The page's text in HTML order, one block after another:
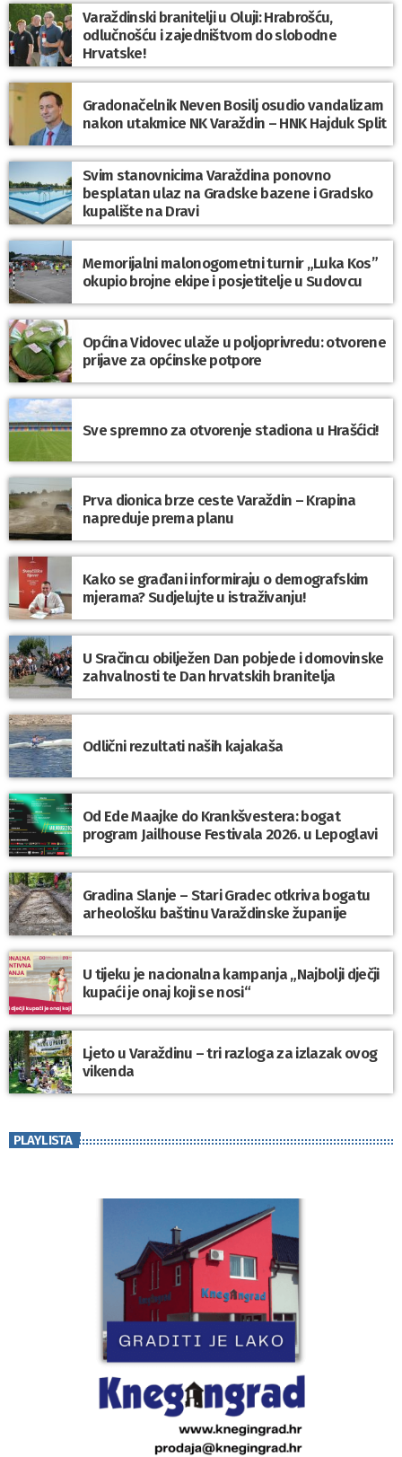
Varaždinski branitelji u Oluji: Hrabrošću,
odlučnošću i zajedništvom do slobodne
Hrvatske!
Gradonačelnik Neven Bosilj osudio vandalizam
nakon utakmice NK Varaždin – HNK Hajduk Split
Svim stanovnicima Varaždina ponovno
besplatan ulaz na Gradske bazene i Gradsko
kupalište na Dravi
Memorijalni malonogometni turnir „Luka Kos”
okupio brojne ekipe i posjetitelje u Sudovcu
Općina Vidovec ulaže u poljoprivredu: otvorene
prijave za općinske potpore
Sve spremno za otvorenje stadiona u Hrašćici!
Prva dionica brze ceste Varaždin – Krapina
napreduje prema planu
Kako se građani informiraju o demografskim
mjerama? Sudjelujte u istraživanju!
U Sračincu obilježen Dan pobjede i domovinske
zahvalnosti te Dan hrvatskih branitelja
Odlični rezultati naših kajakaša
Od Ede Maajke do Krankšvestera: bogat
program Jailhouse Festivala 2026. u Lepoglavi
Gradina Slanje – Stari Gradec otkriva bogatu
arheološku baštinu Varaždinske županije
U tijeku je nacionalna kampanja „Najbolji dječji
kupaći je onaj koji se nosi“
Ljeto u Varaždinu – tri razloga za izlazak ovog
vikenda
PLAYLISTA